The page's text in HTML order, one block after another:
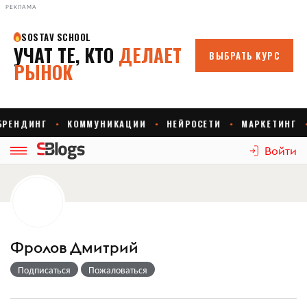
РЕКЛАМА
Войти
Фролов Дмитрий
Подписаться Пожаловаться